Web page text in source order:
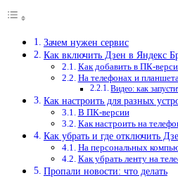
Зачем нужен сервис
Как включить Дзен в Яндекс
Как добавить в ПК-
На телефонах и
Видео: как
Как настроить для разных
В ПК-версии
Как настроить на
Как убрать и где отключить
На персональных
Как убрать ленту на
Пропали новости: что делать